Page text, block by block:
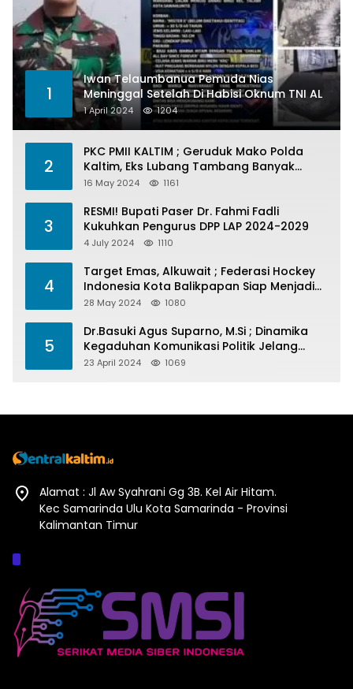
1
Iwan Telaumbanua Pemuda Nias
Meninggal Setelah Di Habisi Oknum TNI AL
1 April 2024 1204
2
PKC PMII KALTIM ; Geruduk Mako Polda
Kaltim, Eks Lubang Tambang Banyak
Menelan Korban
16 May 2024 1161
3
RESMI! Bupati Paser Dr. Fahmi Fadli
Kukuhkan Pengurus DPP LAP 2024-2029
4 July 2024 1110
4
Target Emas, Alkuwait ; Federasi Hockey
Indonesia Kota Balikpapan Siap Menjadi
Barometer Prestasi Di Kaltim
28 May 2024 1080
5
Dr.Basuki Agus Suparno, M.Si ; Dinamika
Kegaduhan Komunikasi Politik Jelang
Pesta Politik 2024
23 April 2024 1069
Alamat : Jl Aw Syahrani Gg 3B. Kel Air Hitam.
Kec Samarinda Ulu Kota Samarinda - Provinsi
Kalimantan Timur